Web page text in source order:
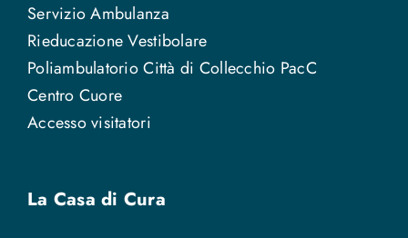
Servizio Ambulanza
Rieducazione Vestibolare
Poliambulatorio Città di Collecchio PacC
Centro Cuore
Accesso visitatori
La Casa di Cura